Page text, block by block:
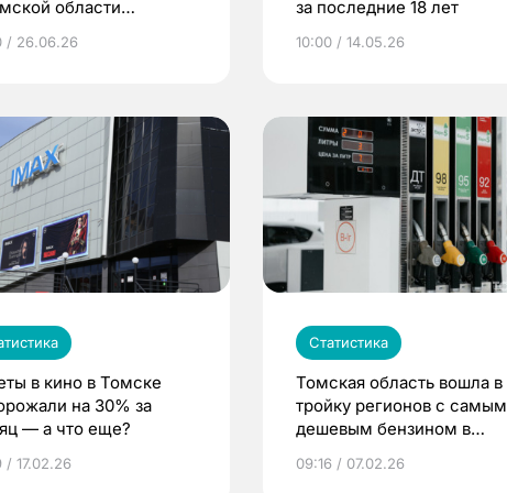
области
/ 26.06.26
за последние 18 лет
10:00 / 14.05.26
в кино в Томске
на 30% за
— а что еще?
/ 17.02.26
Статистика
Томская область вошла в
тройку регионов с самым
дешевым бензином в
09:16 / 07.02.26